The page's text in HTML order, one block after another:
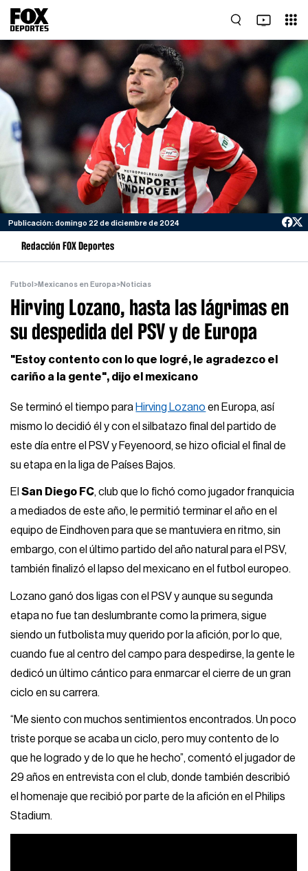
Publicación: domingo 22 de diciembre de 2024
Redacción FOX Deportes
Futbol >Mexicanos en Europa>Noticias
Hirving Lozano, hasta las lágrimas en
su despedida del PSV y de Europa
"Estoy contento con lo que logré, le agradezco el
cariño a la gente", dijo el mexicano
Se terminó el tiempo para Hirving Lozano en Europa, así
mismo lo decidió él y con el silbatazo final del partido de
este día entre el PSV y Feyenoord, se hizo oficial el final de
su etapa en la liga de Países Bajos.
ElSan Diego FC, club que lo fichó como jugador franquicia
a mediados de este año, le permitió terminar el año en el
equipo de Eindhoven para que se mantuviera en ritmo, sin
embargo, con el último partido del año natural para el PSV,
también finalizó el lapso del mexicano en el futbol europeo.
Lozano ganó dos ligas con el PSV y aunque su segunda
etapa no fue tan deslumbrante como la primera, sigue
siendo un futbolista muy querido por la afición, por lo que,
cuando fue al centro del campo para despedirse, la gente le
dedicó un último cántico para enmarcar el cierre de un gran
ciclo en su carrera.
“Me siento con muchos sentimientos encontrados. Un poco
triste porque se acaba un ciclo, pero muy contento de lo
que he logrado y de lo que he hecho”, comentó el jugador de
29 años en entrevista con el club, donde también describió
el homenaje que recibió por parte de la afición en el Philips
Stadium.